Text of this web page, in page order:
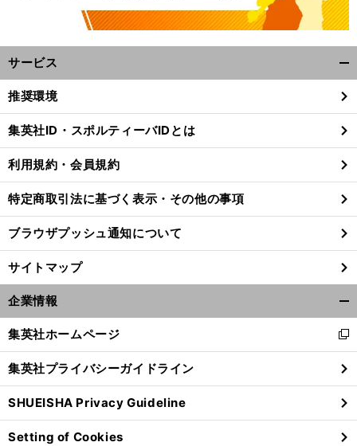
】
、
マ
・
」
前
へ
サービス
閉
る
推奨環境
集英社ID・スポルティーバIDとは
利用規約・会員規約
特定商取引法に基づく表示・その他の事項
ブラウザプッシュ通知について
サイトマップ
企業情報
閉
る
集英社ホームページ
新
し
い
ウ
ィ
ン
ド
集英社プライバシーガイドライン
SHUEISHA Privacy Guideline
Setting of Cookies